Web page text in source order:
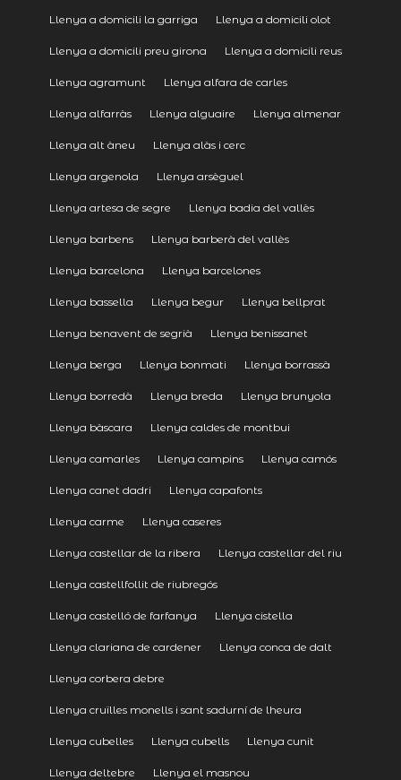
Llenya a domicili la garriga Llenya a domicili olot
Llenya a domicili preu girona Llenya a domicili reus
Llenya agramunt Llenya alfara de carles
Llenya alfarràs Llenya alguaire Llenya almenar
Llenya alt àneu Llenya alàs i cerc
Llenya argenola Llenya arsèguel
Llenya artesa de segre Llenya badia del vallès
Llenya barbens Llenya barberà del vallès
Llenya barcelona Llenya barcelones
Llenya bassella Llenya begur Llenya bellprat
Llenya benavent de segrià Llenya benissanet
Llenya berga Llenya bonmati Llenya borrassà
Llenya borredà Llenya breda Llenya brunyola
Llenya bàscara Llenya caldes de montbui
Llenya camarles Llenya campins Llenya camós
Llenya canet dadri Llenya capafonts
Llenya carme Llenya caseres
Llenya castellar de la ribera Llenya castellar del riu
Llenya castellfollit de riubregós
Llenya castelló de farfanya Llenya cistella
Llenya clariana de cardener Llenya conca de dalt
Llenya corbera debre
Llenya cruïlles monells i sant sadurní de lheura
Llenya cubelles Llenya cubells Llenya cunit
Llenya deltebre Llenya el masnou